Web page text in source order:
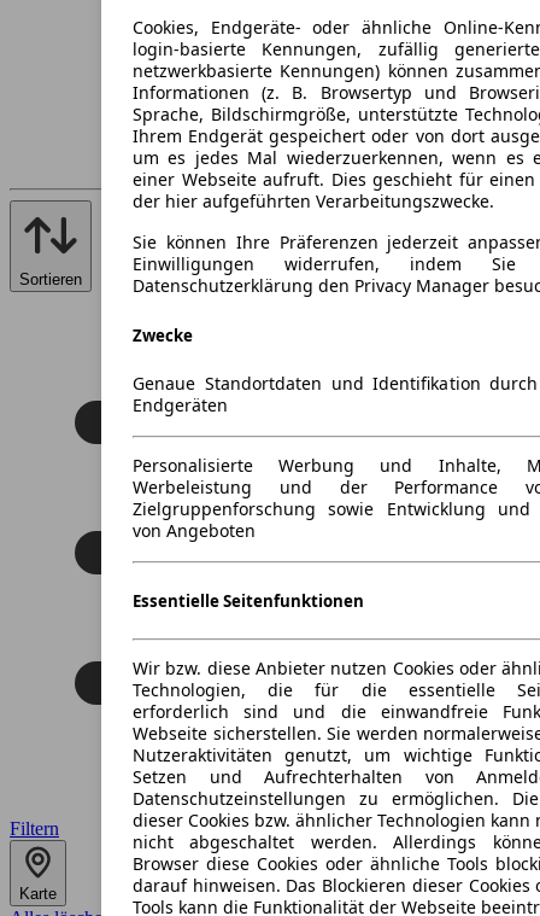
Cookies, Endgeräte- oder ähnliche Online-
login-basierte Kennungen, zufällig
netzwerkbasierte Kennungen) können
Informationen (z. B. Browsertyp und
Sprache, Bildschirmgröße, unterstützte
Ihrem Endgerät gespeichert oder von dort
um es jedes Mal wiederzuerkennen, wenn es
einer Webseite aufruft. Dies geschieht für
der hier aufgeführten Verarbeitungszwecke.
Sie können Ihre Präferenzen jederzeit
Einwilligungen widerrufen, indem
Datenschutzerklärung den Privacy Manager
Zwecke
Genaue Standortdaten und Identifikation
Endgeräten
Personalisierte Werbung und Inhalte,
Werbeleistung und der Performance
Zielgruppenforschung sowie Entwicklung und
von Angeboten
Essentielle Seitenfunktionen
Wir bzw. diese Anbieter nutzen Cookies oder
Technologien, die für die essentielle
erforderlich sind und die einwandfreie
Webseite sicherstellen. Sie werden
Nutzeraktivitäten genutzt, um wichtige
Setzen und Aufrechterhalten von
Datenschutzeinstellungen zu ermöglichen.
dieser Cookies bzw. ähnlicher Technologien kann
nicht abgeschaltet werden. Allerdings
Browser diese Cookies oder ähnliche Tools
darauf hinweisen. Das Blockieren dieser
Tools kann die Funktionalität der Webseite
Sortieren
Filtern
Karte